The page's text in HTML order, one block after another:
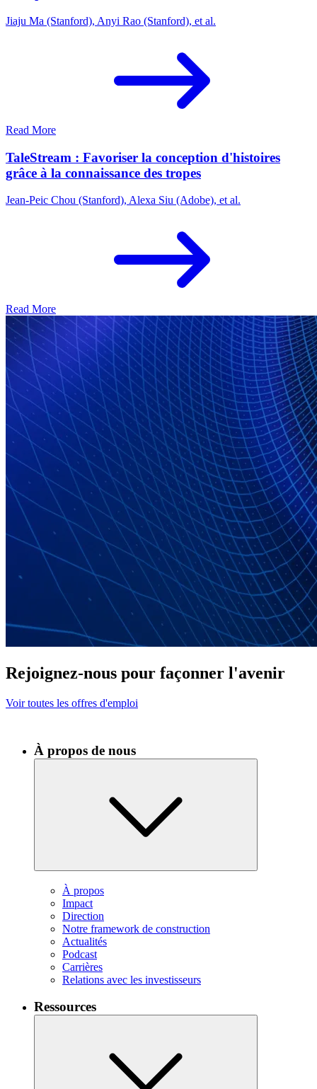
Jiaju Ma (Stanford), Anyi Rao (Stanford), et al.
Read More
TaleStream : Favoriser la conception d'histoires
grâce à la connaissance des tropes
Jean-Peic Chou (Stanford), Alexa Siu (Adobe), et al.
Read More
Rejoignez-nous pour façonner l'avenir
Voir toutes les offres d'emploi
À propos de nous
À propos
Impact
Direction
Notre framework de construction
Actualités
Podcast
Carrières
Relations avec les investisseurs
Ressources